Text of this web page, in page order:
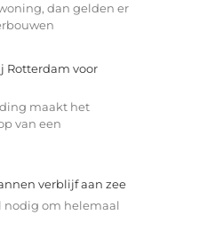
dan gelden er
Rotterdam voor
maakt het
van een
verblijf aan zee
nodig om helemaal